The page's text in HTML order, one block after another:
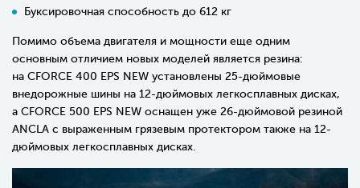
Буксировочная способность до 612 кг
Помимо объема двигателя и мощности еще одним
основным отличием новых моделей является резина:
на CFORCE 400 EPS NEW установлены 25-дюймовые
внедорожные шины на 12-дюймовых легкосплавных дисках,
а CFORCE 500 EPS NEW оснащен уже 26-дюймовой резиной
ANCLA c выраженным грязевым протектором также на 12-
дюймовых легкосплавных дисках.